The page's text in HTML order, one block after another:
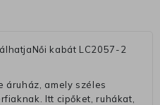
kabát LC2057-2
áruház, amely széles
Itt cipőket, ruhákat,